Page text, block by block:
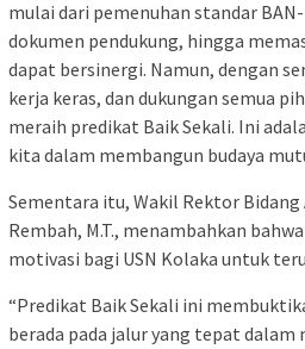
mulai dari pemenuhan standar
dokumen pendukung, hingga
dapat bersinergi. Namun, dengan
kerja keras, dan dukungan semua
meraih predikat Baik Sekali. Ini
kita dalam membangun budaya
Sementara itu, Wakil Rektor Bidang
Rembah, M.T., menambahkan
motivasi bagi USN Kolaka untuk
“Predikat Baik Sekali ini
berada pada jalur yang tepat